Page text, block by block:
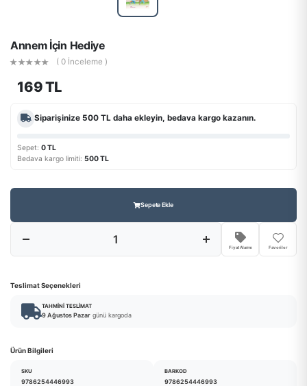
Annem İçin Hediye
( 0 İnceleme )
169 TL
Siparişinize 500 TL daha ekleyin, bedava kargo kazanın.
Sepet: 0 TL
Bedava kargo limiti: 500 TL
Sepete Ekle
Fiyat Alarmı Favoriler
Teslimat Seçenekleri
TAHMINI TESLIMAT
9 Ağustos Pazar günü kargoda
Ürün Bilgileri
SKU
9786254446993
BARKOD
9786254446993